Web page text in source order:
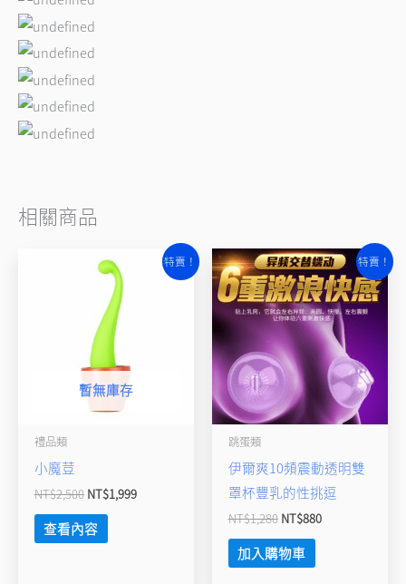
相關商品
特賣！
暫無庫存
禮品類
小魔荳
NT$2,500
始
格：
NT$2,500。
NT$1,999
查看內容
特賣！
跳蛋類
伊爾爽10頻震動透明雙
罩杯豐乳的性挑逗
NT$1,280
原
始
價
格：
NT$1,280。
NT$880
目
前
價
格：
NT$880。
加入購物車